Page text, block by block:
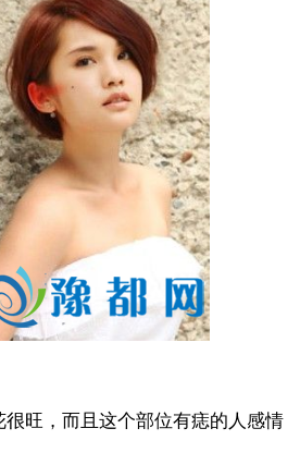
旺，而且这个部位有痣的人感情